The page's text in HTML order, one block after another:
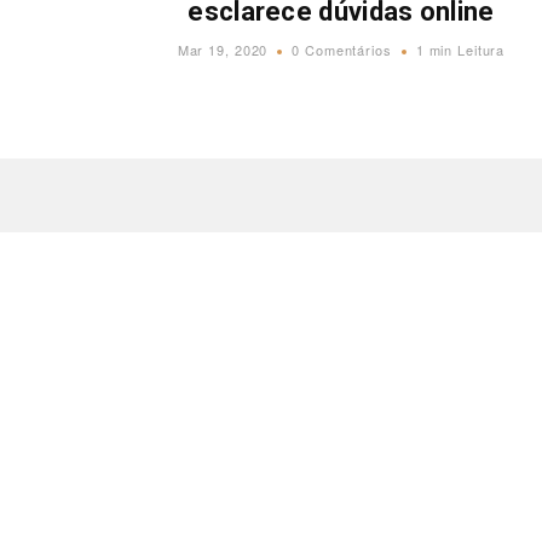
esclarece dúvidas online
Mar 19, 2020 0 Comentários 1 min Leitura